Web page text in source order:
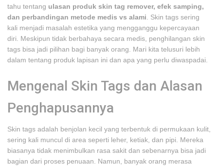
tahu tentang ulasan produk skin tag remover, efek samping,
dan perbandingan metode medis vs alami . Skin tags sering
kali menjadi masalah estetika yang mengganggu kepercayaan
diri. Meskipun tidak berbahaya secara medis, penghilangan skin
tags bisa jadi pilihan bagi banyak orang. Mari kita telusuri lebih
dalam tentang produk lapisan ini dan apa yang perlu diwaspadai.
Mengenal Skin Tags dan Alasan
Penghapusannya
Skin tags adalah benjolan kecil yang terbentuk di permukaan kulit,
sering kali muncul di area seperti leher, ketiak, dan pipi. Mereka
biasanya tidak menimbulkan rasa sakit dan sebenarnya bisa jadi
bagian dari proses penuaan. Namun, banyak orang merasa